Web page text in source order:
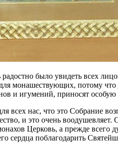
было увидеть всех
монашествующих, потому
и игумений, приносят
всех нас, что это Собрание
и это очень
Церковь, а прежде
сердца поблагодарить